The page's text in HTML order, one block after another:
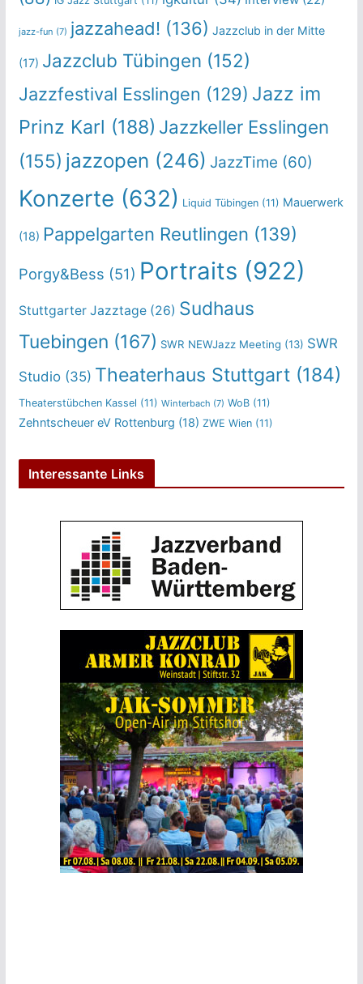
jazz-fun (7) jazzahead! (136) Jazzclub in der Mitte
(17) Jazzclub Tübingen (152)
Jazzfestival Esslingen (129) Jazz im
Prinz Karl (188) Jazzkeller Esslingen
(155) jazzopen (246) JazzTime (60)
Konzerte (632) Liquid Tübingen(11) Mauerwerk
(18) Pappelgarten Reutlingen (139)
Porgy&Bess (51) Portraits (922)
Stuttgarter Jazztage(26) Sudhaus
Tuebingen (167) SWR NEWJazz Meeting (13) SWR
Studio(35) Theaterhaus Stuttgart(184)
Theaterstübchen Kassel (11) Winterbach (7) WoB(11)
Zehntscheuer eV Rottenburg (18) ZWE Wien(11)
Interessante Links